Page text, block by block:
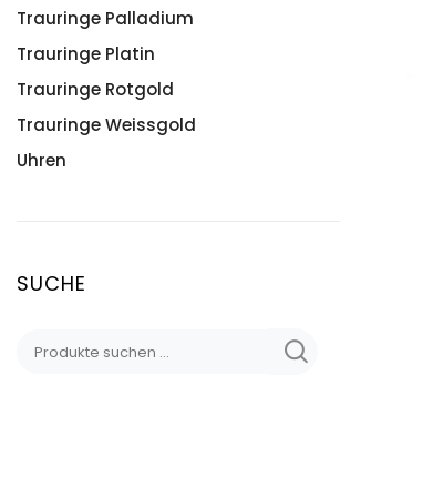
Trauringe Palladium
Trauringe Platin
Trauringe Rotgold
Trauringe Weissgold
Uhren
SUCHE